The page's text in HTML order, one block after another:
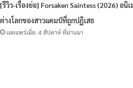
[รีวิว-เรื่องย่อ] Forsaken Saintess (2026) อนิเ
ต่างโลกของสาวแคมป์ที่ถูกปฏิเสธ
เผยแพร่เมื่อ: 4 สัปดาห์ ที่ผ่านมา